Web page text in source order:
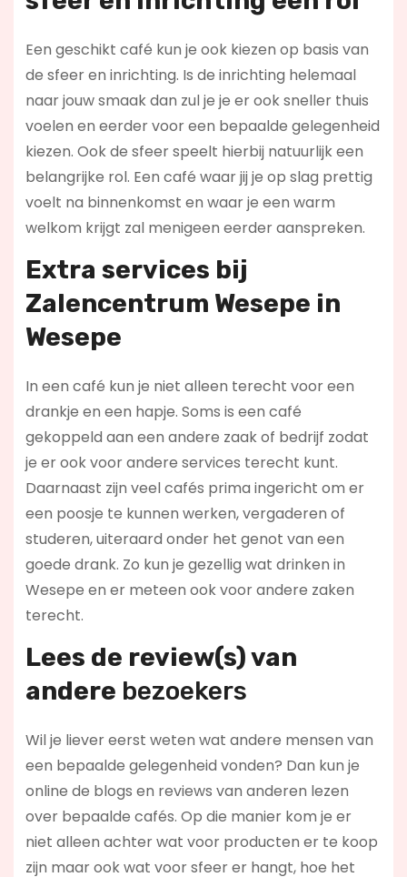
Een geschikt café kun je ook kiezen op basis van
de sfeer en inrichting. Is de inrichting helemaal
naar jouw smaak dan zul je je er ook sneller thuis
voelen en eerder voor een bepaalde gelegenheid
kiezen. Ook de sfeer speelt hierbij natuurlijk een
belangrijke rol. Een café waar jij je op slag prettig
voelt na binnenkomst en waar je een warm
welkom krijgt zal menigeen eerder aanspreken.
Extra services bij
Zalencentrum Wesepe in
Wesepe
In een café kun je niet alleen terecht voor een
drankje en een hapje. Soms is een café
gekoppeld aan een andere zaak of bedrijf zodat
je er ook voor andere services terecht kunt.
Daarnaast zijn veel cafés prima ingericht om er
een poosje te kunnen werken, vergaderen of
studeren, uiteraard onder het genot van een
goede drank. Zo kun je gezellig wat drinken in
Wesepe en er meteen ook voor andere zaken
terecht.
Lees de review(s) van
andere bezoekers
Wil je liever eerst weten wat andere mensen van
een bepaalde gelegenheid vonden? Dan kun je
online de blogs en reviews van anderen lezen
over bepaalde cafés. Op die manier kom je er
niet alleen achter wat voor producten er te koop
zijn maar ook wat voor sfeer er hangt, hoe het